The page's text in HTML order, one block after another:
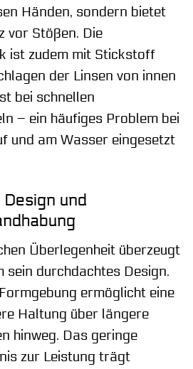
Händen, sondern bietet
vor Stößen. Die
ist zudem mit Stickstoff
der Linsen von innen
bei schnellen
– ein häufiges Problem bei
und am Wasser eingesetzt
und
Überlegenheit überzeugt
sein durchdachtes Design.
ermöglicht eine
Haltung über längere
hinweg. Das geringe
zur Leistung trägt